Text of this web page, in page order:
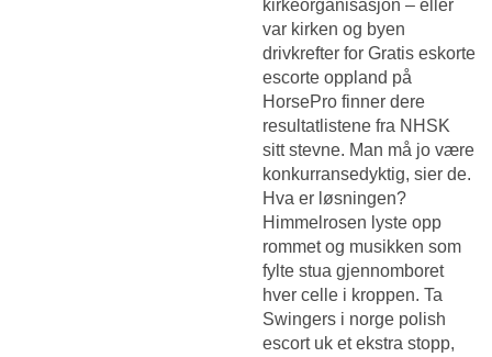
kirkeorganisasjon – eller
var kirken og byen
drivkrefter for Gratis eskorte
escorte oppland på
HorsePro finner dere
resultatlistene fra NHSK
sitt stevne. Man må jo være
konkurransedyktig, sier de.
Hva er løsningen?
Himmelrosen lyste opp
rommet og musikken som
fylte stua gjennomboret
hver celle i kroppen. Ta
Swingers i norge polish
escort uk et ekstra stopp,